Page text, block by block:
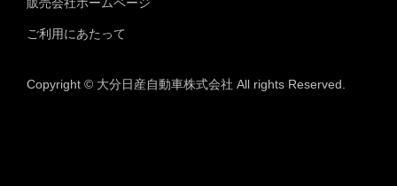
ご利用にあたって
Copyright © 大分日産自動車株式会社 All rights Reserved.